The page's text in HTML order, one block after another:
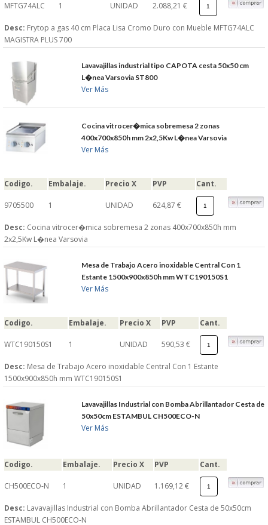
MFTG74ALC 1 UNIDAD 2.088,21 €
Desc: Frytop a gas 40 cm Placa Lisa Cromo Duro con Mueble MFTG74ALC
MAGISTRA PLUS 700
Lavavajillas industrial tipo CAPOTA cesta 50x50 cm
L�nea Varsovia ST800
Ver Más
Cocina vitrocer�mica sobremesa 2 zonas
400x700x850h mm 2x2,5Kw L�nea Varsovia
Ver Más
Codigo. Embalaje. Precio X PVP Cant.
9705500 1 UNIDAD 624,87 €
Desc: Cocina vitrocer�mica sobremesa 2 zonas 400x700x850h mm
2x2,5Kw L�nea Varsovia
Mesa de Trabajo Acero inoxidable Central Con 1
Estante 1500x900x850h mm WTC190150S1
Ver Más
Codigo. Embalaje. Precio X PVP Cant.
WTC190150S1 1 UNIDAD 590,53 €
Desc: Mesa de Trabajo Acero inoxidable Central Con 1 Estante
1500x900x850h mm WTC190150S1
Lavavajillas Industrial con Bomba Abrillantador Cesta de
50x50cm ESTAMBUL CH500ECO-N
Ver Más
Codigo. Embalaje. Precio X PVP Cant.
CH500ECO-N 1 UNIDAD 1.169,12 €
Desc: Lavavajillas Industrial con Bomba Abrillantador Cesta de 50x50cm
ESTAMBUL CH500ECO-N